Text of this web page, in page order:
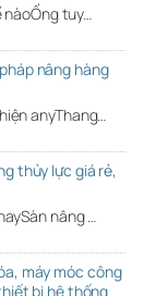
nàoỐng tuy…
nâng hàng
anyThang…
thủy lực giá rẻ,
nâng …
máy móc công
bị hệ thống